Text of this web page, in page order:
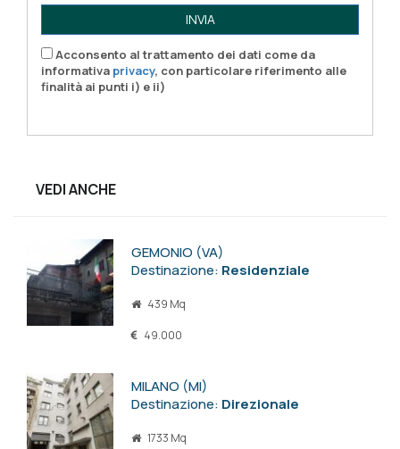
INVIA
Acconsento al trattamento dei dati come da
informativa privacy, con particolare riferimento alle
finalità ai punti i) e ii)
VEDI ANCHE
GEMONIO (VA)
Destinazione: Residenziale
439 Mq
49.000
MILANO (MI)
Destinazione: Direzionale
1733 Mq